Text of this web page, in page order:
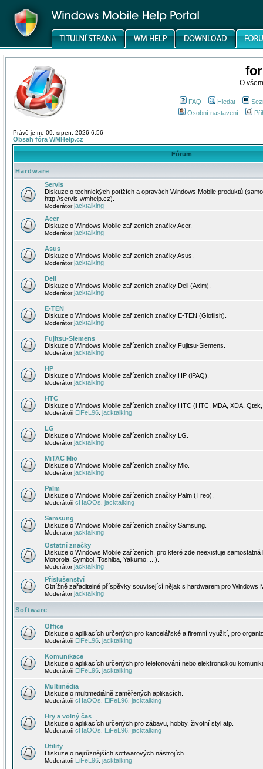
O
FAQ Hledat
Osobní nastavení
Právě je ne 09. srpen, 2026 6:56
Obsah fóra WMHelp.cz
Fórum
Hardware
Servis
Diskuze o technických potížích a opravách Windows Mobile produktů
http://servis.wmhelp.cz).
Moderátorjacktalking
Acer
Diskuze o Windows Mobile zařízeních značky Acer.
Moderátorjacktalking
Asus
Diskuze o Windows Mobile zařízeních značky Asus.
Moderátorjacktalking
Dell
Diskuze o Windows Mobile zařízeních značky Dell (Axim).
Moderátorjacktalking
E-TEN
Diskuze o Windows Mobile zařízeních značky E-TEN (Glofiish).
Moderátorjacktalking
Fujitsu-Siemens
Diskuze o Windows Mobile zařízeních značky Fujitsu-Siemens.
Moderátorjacktalking
HP
Diskuze o Windows Mobile zařízeních značky HP (iPAQ).
Moderátorjacktalking
HTC
Diskuze o Windows Mobile zařízeních značky HTC (HTC, MDA, XDA,
Moderátoři EiFeL96 jacktalking
LG
Diskuze o Windows Mobile zařízeních značky LG.
Moderátorjacktalking
MiTAC Mio
Diskuze o Windows Mobile zařízeních značky Mio.
Moderátorjacktalking
Palm
Diskuze o Windows Mobile zařízeních značky Palm (Treo).
Moderátoři cHaOOs jacktalking
Samsung
Diskuze o Windows Mobile zařízeních značky Samsung.
Moderátorjacktalking
Ostatní značky
Diskuze o Windows Mobile zařízeních, pro které zde neexistuje
Motorola, Symbol, Toshiba, Yakumo, ...).
Moderátorjacktalking
Příslušenství
Obtížně zařaditelné příspěvky související nějak s hardwarem pro Windows
Moderátorjacktalking
Software
Office
Diskuze o aplikacích určených pro kancelářské a firemní využití, pro
Moderátoři EiFeL96 jacktalking
Komunikace
Diskuze o aplikacích určených pro telefonování nebo elektronickou
Moderátoři EiFeL96 jacktalking
Multimédia
Diskuze o multimediálně zaměřených aplikacích.
Moderátoři cHaOOs EiFeL96 jacktalking
Hry a volný čas
Diskuze o aplikacích určených pro zábavu, hobby, životní styl atp.
Moderátoři cHaOOs EiFeL96 jacktalking
Utility
Diskuze o nejrůznějších softwarových nástrojích.
Moderátoři EiFeL96 jacktalking